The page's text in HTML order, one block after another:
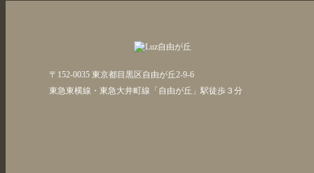
〒152-0035 東京都目黒区自由が丘2-9-6
東急東横線・東急大井町線「自由が丘」駅徒歩３分